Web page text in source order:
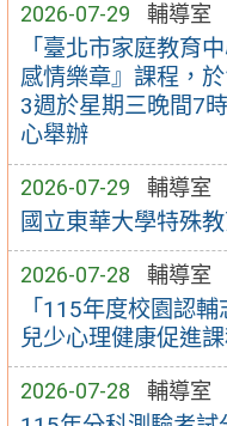
2026-07-29 輔導室
「臺北市家庭教育
感情樂章』課程，
3週於星期三晚間7
心舉辦
2026-07-29 輔導室
國立東華大學特殊
2026-07-28 輔導室
「115年度校園認
兒少心理健康促進課
2026-07-28 輔導室